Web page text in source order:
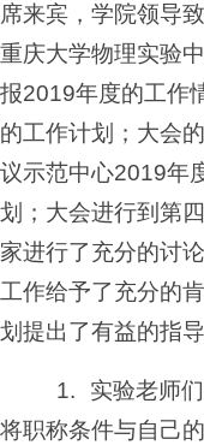
席来宾，学院领导
重庆大学物理实验
报2019年度的工作
的工作计划；大会
议示范中心2019年
划；大会进行到第
家进行了充分的讨
工作给予了充分的
划提出了有益的指导
1.
实验老师
将职称条件与自己